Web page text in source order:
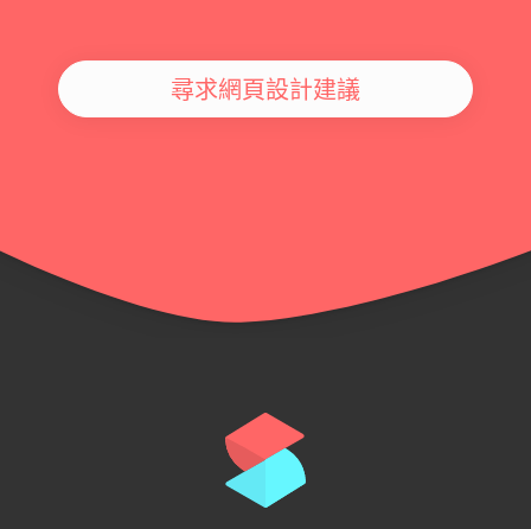
尋求網頁設計建議